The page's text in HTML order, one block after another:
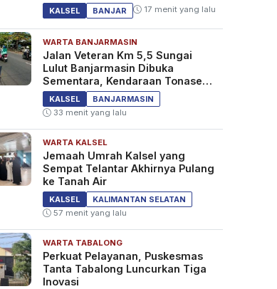
KALSEL BANJAR 17 menit yang lalu
WARTA BANJARMASIN
Jalan Veteran Km 5,5 Sungai
Lulut Banjarmasin Dibuka
Sementara, Kendaraan Tonase
Besar Dilarang
KALSEL
BANJARMASIN
33 menit yang lalu
WARTA KALSEL
Jemaah Umrah Kalsel yang
Sempat Telantar Akhirnya Pulang
ke Tanah Air
KALSEL
KALIMANTAN SELATAN
57 menit yang lalu
WARTA TABALONG
Perkuat Pelayanan, Puskesmas
Tanta Tabalong Luncurkan Tiga
Inovasi